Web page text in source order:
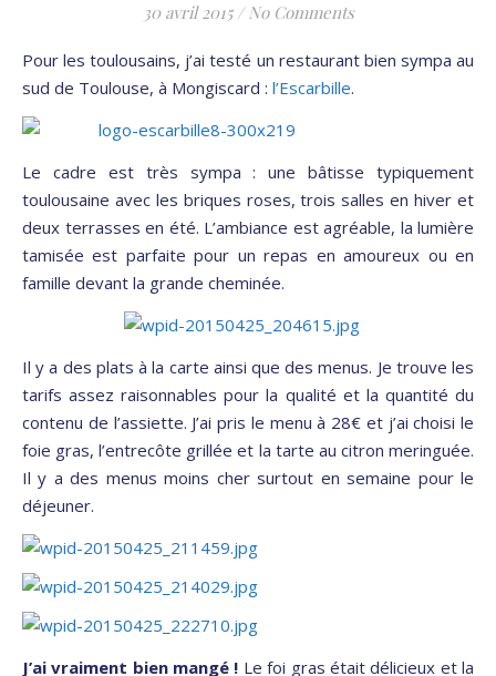
30 avril 2015 / No Comments
Pour les toulousains, j’ai testé un restaurant bien sympa au
sud de Toulouse, à Mongiscard : l’Escarbille.
Le cadre est très sympa : une bâtisse typiquement
toulousaine avec les briques roses, trois salles en hiver et
deux terrasses en été. L’ambiance est agréable, la lumière
tamisée est parfaite pour un repas en amoureux ou en
famille devant la grande cheminée.
Il y a des plats à la carte ainsi que des menus. Je trouve les
tarifs assez raisonnables pour la qualité et la quantité du
contenu de l’assiette. J’ai pris le menu à 28€ et j’ai choisi le
foie gras, l’entrecôte grillée et la tarte au citron meringuée.
Il y a des menus moins cher surtout en semaine pour le
déjeuner.
J’ai vraiment bien mangé ! Le foi gras était délicieux et la